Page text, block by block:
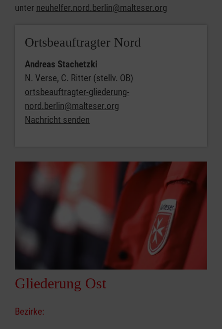
unter neuhelfer.nord.berlin@malteser.org
Ortsbeauftragter Nord
Andreas Stachetzki
N. Verse, C. Ritter (stellv. OB)
ortsbeauftragter-gliederung-
nord.berlin@malteser.org
Nachricht senden
Gliederung Ost
Bezirke: